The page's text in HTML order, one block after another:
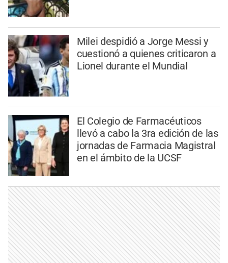
Milei despidió a Jorge Messi y
cuestionó a quienes criticaron a
Lionel durante el Mundial
El Colegio de Farmacéuticos
llevó a cabo la 3ra edición de las
jornadas de Farmacia Magistral
en el ámbito de la UCSF